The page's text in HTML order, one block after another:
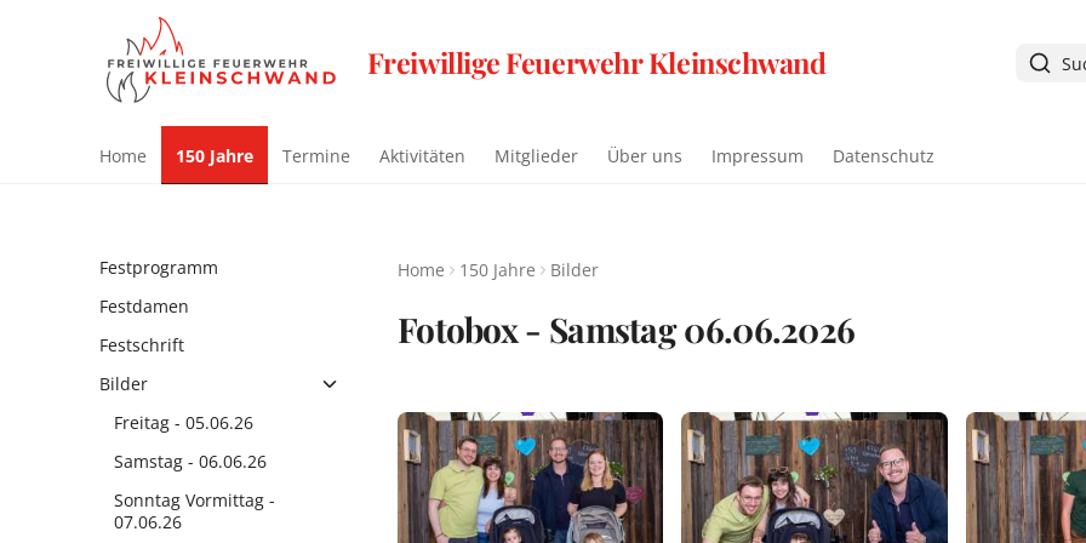
Freiwillige Feuerwehr Kleinschwand
Home 150 Jahre Termine Aktivitäten Mitglieder Über uns Impressum Datenschutz
Festprogramm
Festdamen
Festschrift
Bilder
Freitag - 05.06.26
Samstag - 06.06.26
Sonntag Vormittag -
07.06.26
Home 150 Jahre Bilder
Fotobox - Samstag 06.06.2026